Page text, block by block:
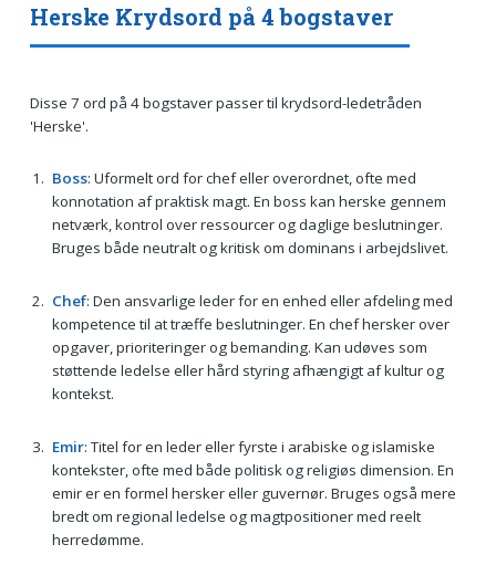
Herske Krydsord på 4 bogstaver
Disse 7 ord på 4 bogstaver passer til krydsord-ledetråden
'Herske'.
Boss: Uformelt ord for chef eller overordnet, ofte med
konnotation af praktisk magt. En boss kan herske gennem
netværk, kontrol over ressourcer og daglige beslutninger.
Bruges både neutralt og kritisk om dominans i arbejdslivet.
Chef: Den ansvarlige leder for en enhed eller afdeling med
kompetence til at træffe beslutninger. En chef hersker over
opgaver, prioriteringer og bemanding. Kan udøves som
støttende ledelse eller hård styring afhængigt af kultur og
kontekst.
Emir: Titel for en leder eller fyrste i arabiske og islamiske
kontekster, ofte med både politisk og religiøs dimension. En
emir er en formel hersker eller guvernør. Bruges også mere
bredt om regional ledelse og magtpositioner med reelt
herredømme.